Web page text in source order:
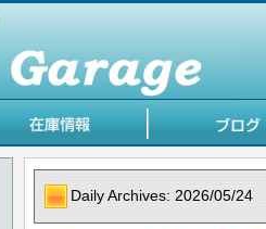
Daily Archives: 2026/05/24